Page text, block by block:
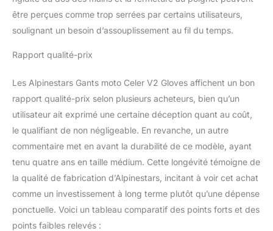
être perçues comme trop serrées par certains utilisateurs,
soulignant un besoin d’assouplissement au fil du temps.
Rapport qualité-prix
Les Alpinestars Gants moto Celer V2 Gloves affichent un bon
rapport qualité-prix selon plusieurs acheteurs, bien qu’un
utilisateur ait exprimé une certaine déception quant au coût,
le qualifiant de non négligeable. En revanche, un autre
commentaire met en avant la durabilité de ce modèle, ayant
tenu quatre ans en taille médium. Cette longévité témoigne de
la qualité de fabrication d’Alpinestars, incitant à voir cet achat
comme un investissement à long terme plutôt qu’une dépense
ponctuelle. Voici un tableau comparatif des points forts et des
points faibles relevés :